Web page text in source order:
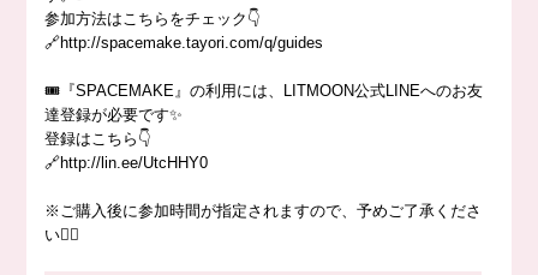
参加方法はこちらをチェック👇
🔗http://spacemake.tayori.com/q/guides
🎟『SPACEMAKE』の利用には、LITMOON公式LINEへのお友
達登録が必要です✨
登録はこちら👇
🔗http://lin.ee/UtcHHY0
※ご購入後に参加時間が指定されますので、予めご了承くださ
い🙇‍♀️